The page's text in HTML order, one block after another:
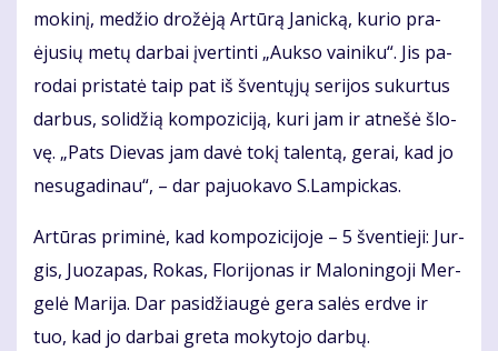
mo­ki­nį, me­džio dro­žė­ją Ar­tū­rą Ja­nic­ką, ku­rio pra­
ėju­sių me­tų dar­bai įver­tin­ti „Auk­so vai­ni­ku“. Jis pa­
ro­dai pri­sta­tė taip pat iš šven­tų­jų se­ri­jos su­kur­tus
dar­bus, so­li­džią kom­po­zi­ci­ją, ku­ri jam ir at­ne­šė šlo­
vę. „Pats Die­vas jam da­vė to­kį ta­len­tą, ge­rai, kad jo
ne­su­ga­di­nau“, – dar pa­juo­ka­vo S.Lam­pic­kas.
Ar­tū­ras pri­mi­nė, kad kom­po­zi­ci­jo­je – 5 šven­tie­ji: Jur­
gis, Juo­za­pas, Ro­kas, Flo­ri­jo­nas ir Ma­lo­nin­go­ji Mer­
ge­lė Ma­ri­ja. Dar pa­si­džiau­gė ge­ra sa­lės erd­ve ir
tuo, kad jo dar­bai gre­ta mo­ky­to­jo dar­bų.